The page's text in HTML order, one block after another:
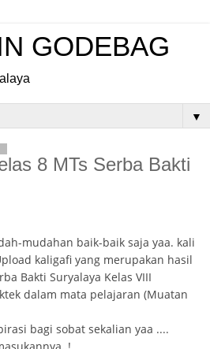
GODEBAG
▼
8 MTs Serba Bakti
mudahan baik-baik saja yaa. kali
kaligafi yang merupakan hasil
Bakti Suryalaya Kelas VIII
dalam mata pelajaran (Muatan
bagi sobat sekalian yaa ....